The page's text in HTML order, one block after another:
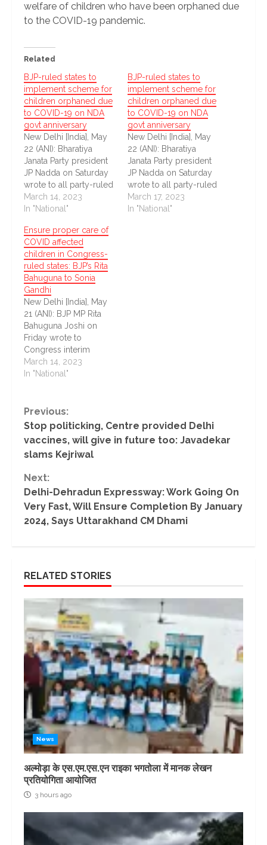
welfare of children who have been orphaned due
to the COVID-19 pandemic.
Related
BJP-ruled states to
implement scheme for
children orphaned due
to COVID-19 on NDA
govt anniversary
New Delhi [India], May
22 (ANI): Bharatiya
Janata Party president
JP Nadda on Saturday
wrote to all party-ruled
states regarding a
scheme for the welfare
been orphaned due to
the COVID-19
pandemic.
March 14, 2023
In "National"
BJP-ruled states to
implement scheme for
children orphaned due
to COVID-19 on NDA
govt anniversary
New Delhi [India], May
22 (ANI): Bharatiya
Janata Party president
JP Nadda on Saturday
wrote to all party-ruled
states regarding a
scheme for the welfare
March 17, 2023
In "National"
Ensure proper care of
COVID affected
children in Congress-
ruled states: BJP’s Rita
Bahuguna to Sonia
Gandhi
New Delhi [India], May
21 (ANI): BJP MP Rita
Bahuguna Joshi on
Friday wrote to
Congress interim
president Sonia Gandhi
urging her to ensure
states ruled by her
party.
March 14, 2023
In "National"
Continue
Reading
Previous:
Stop politicking, Centre provided Delhi
vaccines, will give in future too: Javadekar
slams Kejriwal
Next:
Delhi-Dehradun Expressway: Work Going On
Very Fast, Will Ensure Completion By January
2024, Says Uttarakhand CM Dhami
RELATED STORIES
News
अल्मोड़ा के एस.एम.एस.एन राइका भगतोला में मानक लेखन
प्रतियोगिता आयोजित
3 hours ago